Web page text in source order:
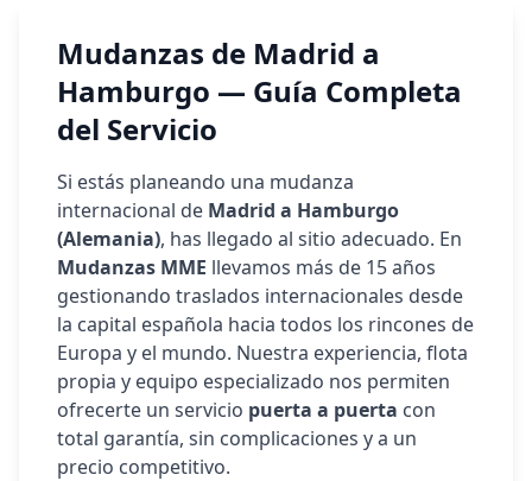
Mudanzas de Madrid a
Hamburgo — Guía Completa
del Servicio
Si estás planeando una mudanza
internacional de Madrid a Hamburgo
(Alemania), has llegado al sitio adecuado. En
Mudanzas MME llevamos más de 15 años
gestionando traslados internacionales desde
la capital española hacia todos los rincones de
Europa y el mundo. Nuestra experiencia, flota
propia y equipo especializado nos permiten
ofrecerte un servicio puerta a puerta con
total garantía, sin complicaciones y a un
precio competitivo.